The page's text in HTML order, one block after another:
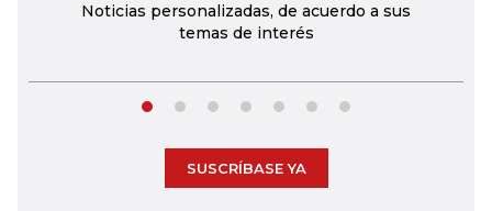
Noticias personalizadas, de acuerdo a sus
temas de interés
SUSCRÍBASE YA